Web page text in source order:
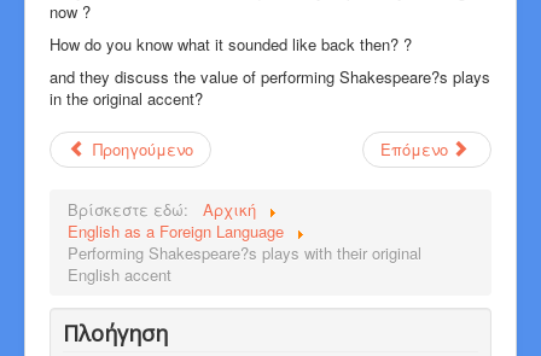
now ?
How do you know what it sounded like back then? ?
and they discuss the value of performing Shakespeare?s plays
in the original accent?
Προηγούμενο Επόμενο
Βρίσκεστε εδώ:
Αρχική
English as a Foreign Language
Performing Shakespeare?s plays with their original
English accent
Πλοήγηση